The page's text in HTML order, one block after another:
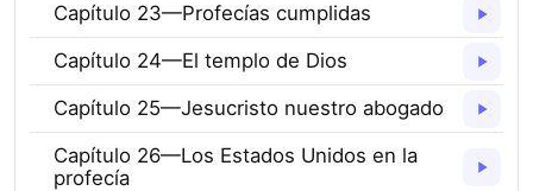
Capítulo 23—Profecías cumplidas
Capítulo 24—El templo de Dios
Capítulo 25—Jesucristo nuestro abogado
Capítulo 26—Los Estados Unidos en la
profecía